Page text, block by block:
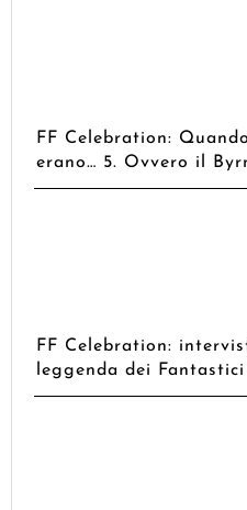
FF Celebration:
erano… 5. Ovvero il
FF Celebration:
leggenda dei